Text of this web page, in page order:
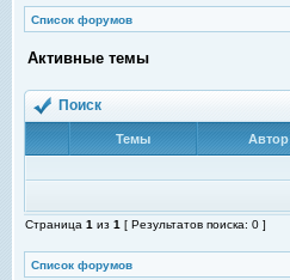
Список форумов
Активные темы
Поиск
Темы Автор
Страница 1 из 1 [ Результатов поиска: 0 ]
Список форумов